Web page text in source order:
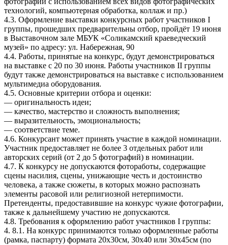
технологий, компьютерная обработка, коллаж и пр.)
4.3. Оформление выставки конкурсных работ участников I
группы, прошедших предварительны отбор, пройдёт 19 июня
в Выставочном зале МБУК «Соликамский краеведческий
музей» по адресу: ул. Набережная, 90
4.4. Работы, принятые на конкурс, будут демонстрироваться
на выставке с 20 по 30 июня. Работы участников II группы
будут также демонстрироваться на выставке с использованием
мультимедиа оборудования.
4.5. Основные критерии отбора и оценки:
— оригинальность идеи;
— качество, мастерство и сложность выполнения;
— выразительность, эмоциональность;
— соответствие теме.
4.6. Конкурсант может принять участие в каждой номинации.
Участник предоставляет не более 3 отдельных работ или
авторских серий (от 2 до 5 фотографий) в номинации.
4.7. К конкурсу не допускаются фотоработы, содержащие
сцены насилия, сцены, унижающие честь и достоинство
человека, а также сюжеты, в которых можно распознать
элементы расовой или религиозной нетерпимости.
Претенденты, предоставившие на конкурс чужие фотографии,
также к дальнейшему участию не допускаются.
4.8. Требования к оформлению работ участников I группы:
4. 8.1. На конкурс принимаются только оформленные работы
(рамка, паспарту) формата 20х30см, 30х40 или 30х45см (по